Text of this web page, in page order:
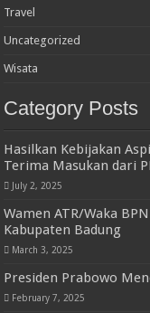
Travel
Uncategorized
Wisata
Category Posts
Hasilkan Kebijakan
Terima Masukan dari
July 2, 2025
Wamen ATR/Waka
Kabupaten Badung
March 3, 2025
Presiden Prabowo
February 7, 2025